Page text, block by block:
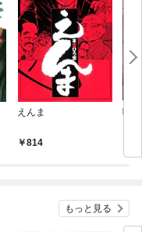
えんま
814
呪
もっと見る